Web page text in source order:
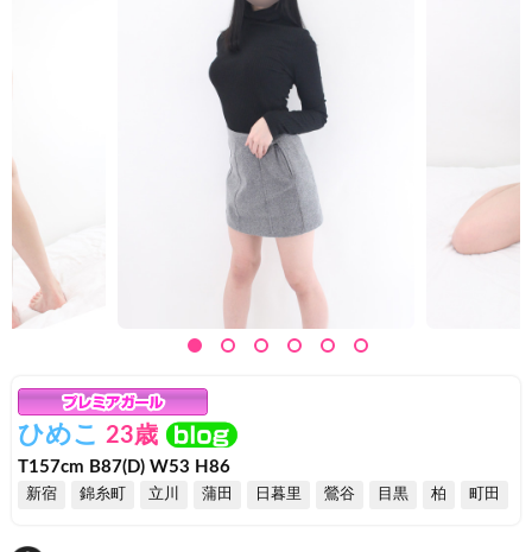
ひめこ 23歳
T157cm B87(D) W53 H86
新宿 錦糸町 立川 蒲田 日暮里 鶯谷 目黒 柏 町田